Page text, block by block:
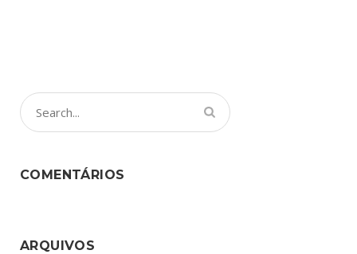
COMENTÁRIOS
ARQUIVOS